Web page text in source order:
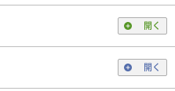
開く
開く